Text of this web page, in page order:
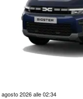
agosto 2026 alle 02:34